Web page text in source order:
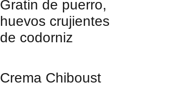
Gratin de puerro,
huevos crujientes
de codorniz
Crema Chiboust